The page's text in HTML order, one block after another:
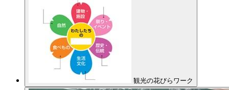
観光の花びらワーク